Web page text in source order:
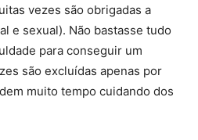
vezes são obrigadas a
e sexual). Não bastasse tudo
para conseguir um
são excluídas apenas por
muito tempo cuidando dos